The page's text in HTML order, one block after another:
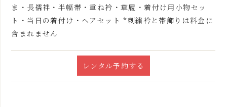
ま・長襦袢・半幅帯・重ね衿・草履・着付け用小物セッ
ト・当日の着付け・ヘアセット *刺繍衿と帯飾りは料金に
含まれません
レンタル予約する